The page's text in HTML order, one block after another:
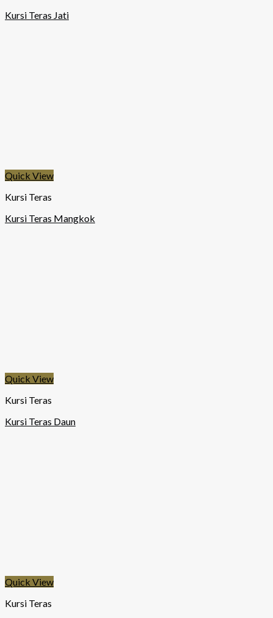
Kursi Teras Jati
Quick View
Kursi Teras
Kursi Teras Mangkok
Quick View
Kursi Teras
Kursi Teras Daun
Quick View
Kursi Teras